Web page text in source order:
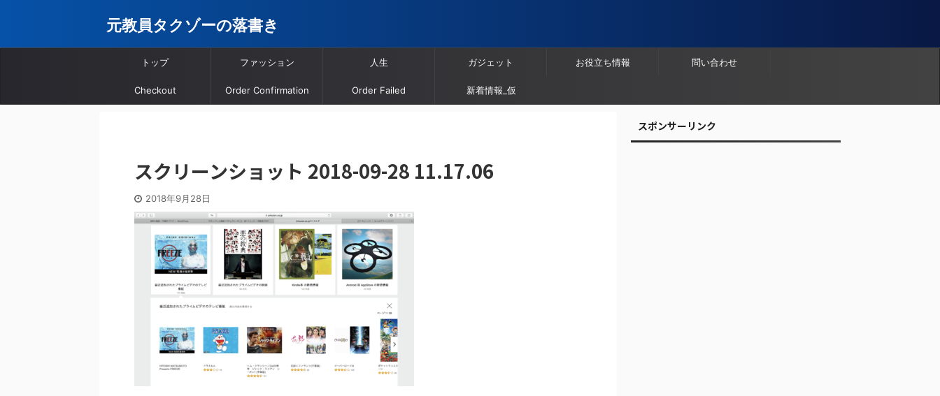
元教員タクゾーの落書き
トップ ファッション 人生 ガジェット お役立ち情報 問い合わせ
Checkout Order Confirmation Order Failed 新着情報_仮
スクリーンショット 2018-09-28 11.17.06
2018年9月28日
スポンサーリンク